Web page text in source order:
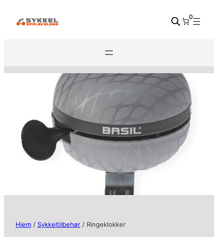
0
Hjem / Sykkeltilbehør / Ringeklokker